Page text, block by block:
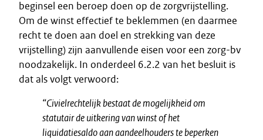
beginsel een beroep doen op de zorgvrijstelling.
Om de winst effectief te beklemmen (en daarmee
recht te doen aan doel en strekking van deze
vrijstelling) zijn aanvullende eisen voor een zorg-bv
noodzakelijk. In onderdeel 6.2.2 van het besluit is
dat als volgt verwoord:
“Civielrechtelijk bestaat de mogelijkheid om
statutair de uitkering van winst of het
liquidatiesaldo aan aandeelhouders te beperken